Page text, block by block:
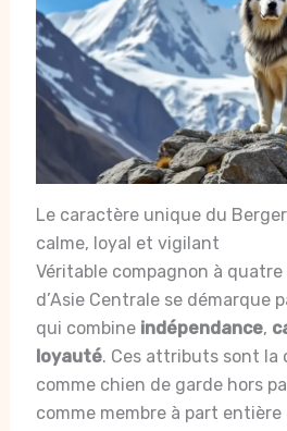
Le caractère unique du Berger
calme, loyal et vigilant
Véritable compagnon à
d’Asie Centrale se démarque
qui combine indépendance,
loyauté. Ces attributs sont la
comme chien de garde hors
comme membre à part entière